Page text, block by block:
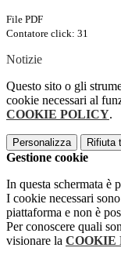
File PDF
Contatore click: 31
Notizie
Questo sito o gli
cookie necessari al
COOKIE POLICY.
Personalizza Rifiuta
Gestione cookie
In questa schermata è
I cookie necessari
piattaforma e non è
Per conoscere quali
visionare la COOKIE